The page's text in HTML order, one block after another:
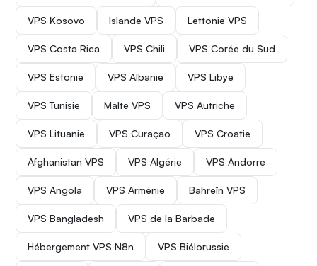
VPS Kosovo Islande VPS Lettonie VPS
VPS Costa Rica VPS Chili VPS Corée du Sud
VPS Estonie VPS Albanie VPS Libye
VPS Tunisie Malte VPS VPS Autriche
VPS Lituanie VPS Curaçao VPS Croatie
Afghanistan VPS VPS Algérie VPS Andorre
VPS Angola VPS Arménie Bahreïn VPS
VPS Bangladesh VPS de la Barbade
Hébergement VPS N8n VPS Biélorussie